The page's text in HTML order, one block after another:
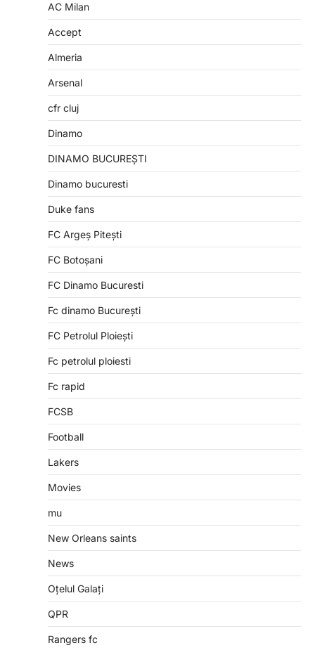
AC Milan
Accept
Almeria
Arsenal
cfr cluj
Dinamo
DINAMO BUCUREȘTI
Dinamo bucuresti
Duke fans
FC Argeș Pitești
FC Botoșani
FC Dinamo Bucuresti
Fc dinamo București
FC Petrolul Ploiești
Fc petrolul ploiesti
Fc rapid
FCSB
Football
Lakers
Movies
mu
New Orleans saints
News
Oțelul Galați
QPR
Rangers fc